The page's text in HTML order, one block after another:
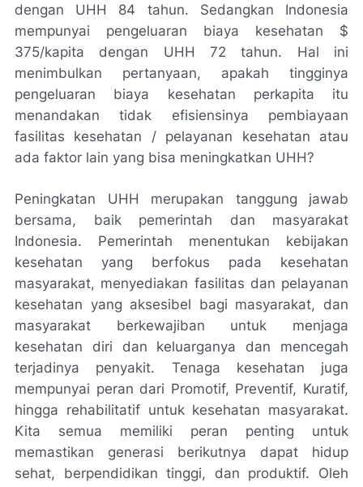
dengan UHH 84 tahun. Sedangkan Indonesia
mempunyai pengeluaran biaya kesehatan $
375/kapita dengan UHH 72 tahun. Hal ini
menimbulkan pertanyaan, apakah tingginya
pengeluaran biaya kesehatan perkapita itu
menandakan tidak efisiensinya pembiayaan
fasilitas kesehatan / pelayanan kesehatan atau
ada faktor lain yang bisa meningkatkan UHH?
Peningkatan UHH merupakan tanggung jawab
bersama, baik pemerintah dan masyarakat
Indonesia. Pemerintah menentukan kebijakan
kesehatan yang berfokus pada kesehatan
masyarakat, menyediakan fasilitas dan pelayanan
kesehatan yang aksesibel bagi masyarakat, dan
masyarakat berkewajiban untuk menjaga
kesehatan diri dan keluarganya dan mencegah
terjadinya penyakit. Tenaga kesehatan juga
mempunyai peran dari Promotif, Preventif, Kuratif,
hingga rehabilitatif untuk kesehatan masyarakat.
Kita semua memiliki peran penting untuk
memastikan generasi berikutnya dapat hidup
sehat, berpendidikan tinggi, dan produktif. Oleh